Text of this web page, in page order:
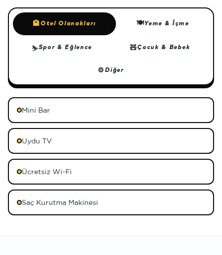
🏨 Otel Olanakları 🍽Yeme & İçme
⛷Spor & Eğlence 🧸Çocuk & Bebek
⚙Diğer
Mini Bar
Uydu TV
Ücretsiz Wi-Fi
Saç Kurutma Makinesi